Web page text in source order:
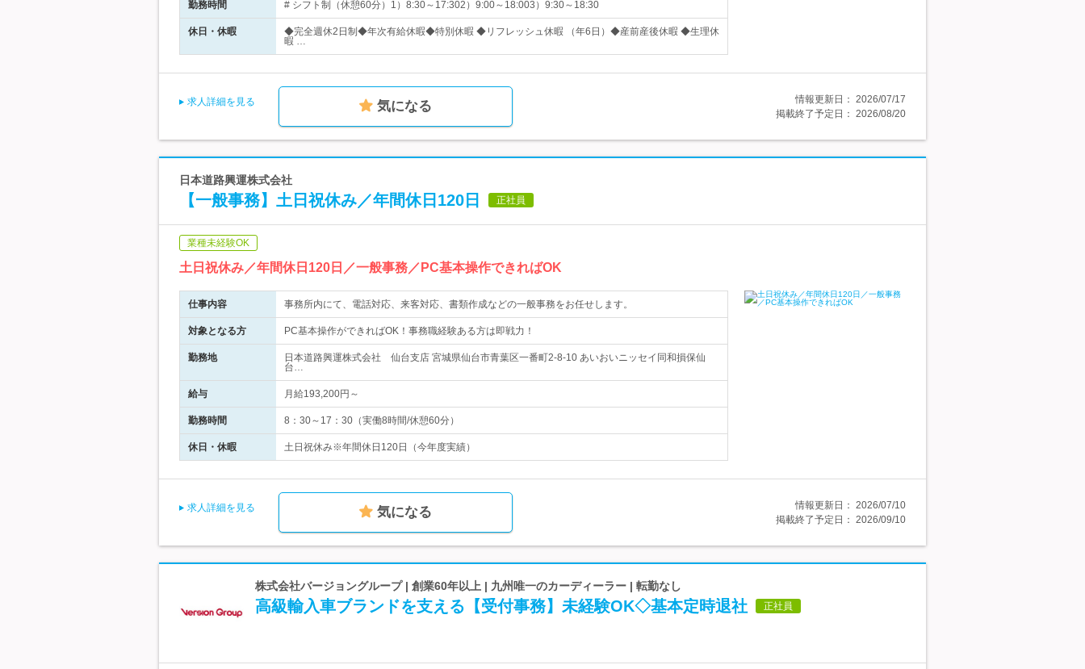
勤務時間 # シフト制（休憩60分）1）8:30～17:302）9:00～18:003）9:30～18:30
休日・休暇
◆完全週休2日制◆年次有給休暇◆特別休暇 ◆リフレッシュ休暇 （年6日）◆産前産後休暇 ◆生理休
暇 …
求人詳細を見る 気になる 情報更新日： 2026/07/17
掲載終了予定日： 2026/08/20
日本道路興運株式会社
【一般事務】土日祝休み／年間休日120日 正社員
業種未経験OK
土日祝休み／年間休日120日／一般事務／PC基本操作できればOK
仕事内容 事務所内にて、電話対応、来客対応、書類作成などの一般事務をお任せします。
対象となる方 PC基本操作ができればOK！事務職経験ある方は即戦力！
勤務地
日本道路興運株式会社 仙台支店 宮城県仙台市青葉区一番町2-8-10 あいおいニッセイ同和損保仙
台…
給与 月給193,200円～
勤務時間 8：30～17：30（実働8時間/休憩60分）
休日・休暇 土日祝休み※年間休日120日（今年度実績）
求人詳細を見る 気になる 情報更新日： 2026/07/10
掲載終了予定日： 2026/09/10
株式会社バージョングループ | 創業60年以上 | 九州唯一のカーディーラー | 転勤なし
高級輸入車ブランドを支える【受付事務】未経験OK◇基本定時退社 正社員